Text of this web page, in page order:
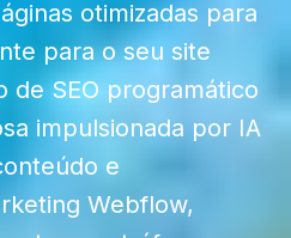
otimizadas para
para o seu site
de SEO programático
impulsionada por IA
e
Webflow,